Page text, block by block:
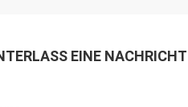
EINE NACHRICHT